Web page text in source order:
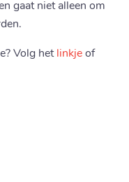
gaat niet alleen om
Volg het linkje of